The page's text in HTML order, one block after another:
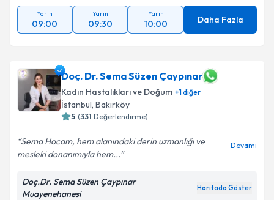
Yarın
09:00
Yarın
09:30
Yarın
10:00 Daha Fazla
Doç. Dr. Sema Süzen Çaypınar
Kadın Hastalıkları ve Doğum +1diğer
İstanbul, Bakırköy
5 (331 Değerlendirme)
Sema Hocam, hem alanındaki derin uzmanlığı ve
mesleki donanımıyla hem...
Devamı
Doç.Dr. Sema Süzen Çaypınar
Muayenehanesi
Haritada Göster